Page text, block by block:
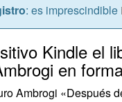
: es imprescindible
Kindle el
en
Ambrogi «Después